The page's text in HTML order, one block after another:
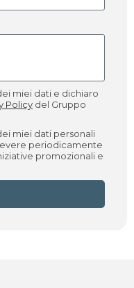
miei dati e dichiaro
Policy del Gruppo
miei dati personali
periodicamente
promozionali e